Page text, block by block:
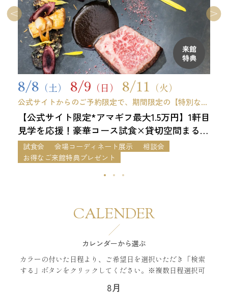
来館
特典
8/8 （土） 8/9 （日） 8/11 （火）
公式サイトからのご予約限定で、期間限定の【特別な来
館特典】をご用意しました。 ※9時開始フェア限定
【公式サイト限定*アマギフ最大1.5万円】1軒目
見学を応援！豪華コース試食×貸切空間まるご
と体感*最大120万優待フェア
試食会 会場コーディネート展示
相談会
お得なご来館特典プレゼント
CALENDER
カレンダーから選ぶ
カラーの付いた日程より、ご希望日を選択いただき「検索
する」ボタンをクリックしてください。※複数日程選択可
8月